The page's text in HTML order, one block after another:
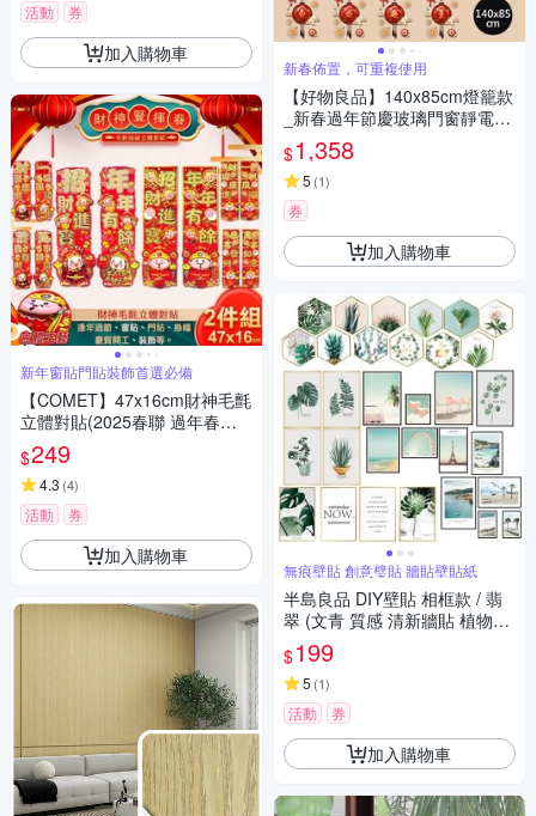
活動 券
加入購物車
新年窗貼門貼裝飾首選必備
【COMET】47x16cm財神毛氈
立體對貼(2025春聯 過年春聯
招財 春聯對貼 招福)
$249
4.3 (4)
活動 券
加入購物車
新春佈置，可重複使用
【好物良品】140x85cm燈籠款
_新春過年節慶玻璃門窗靜電窗
貼
$1,358
5 (1)
券
加入購物車
無痕壁貼 創意璧貼 牆貼壁貼紙
半島良品 DIY壁貼 相框款 / 翡
翠 (文青 質感 清新牆貼 植物壁
$199
5 (1)
活動 券
加入購物車